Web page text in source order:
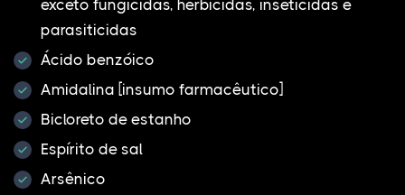
exceto fungicidas, herbicidas, inseticidas e
parasiticidas
Ácido benzóico
Amidalina [insumo farmacêutico]
Bicloreto de estanho
Espírito de sal
Arsênico